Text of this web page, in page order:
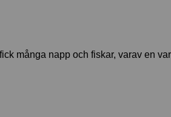
många napp och fiskar, varav en